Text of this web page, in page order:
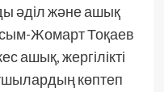
әділ және ашық
Жомарт Тоқаев
ашық, жергілікті
көптеп